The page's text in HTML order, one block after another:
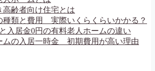
高齢者向け住宅とは
種類と費用 実際いくらくらいかかる？
入居金0円の有料老人ホームの違い
ムの入居一時金 初期費用が高い理由